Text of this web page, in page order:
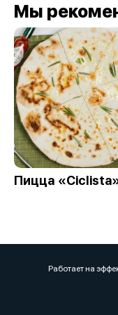
Мы
Пицца
Работает на